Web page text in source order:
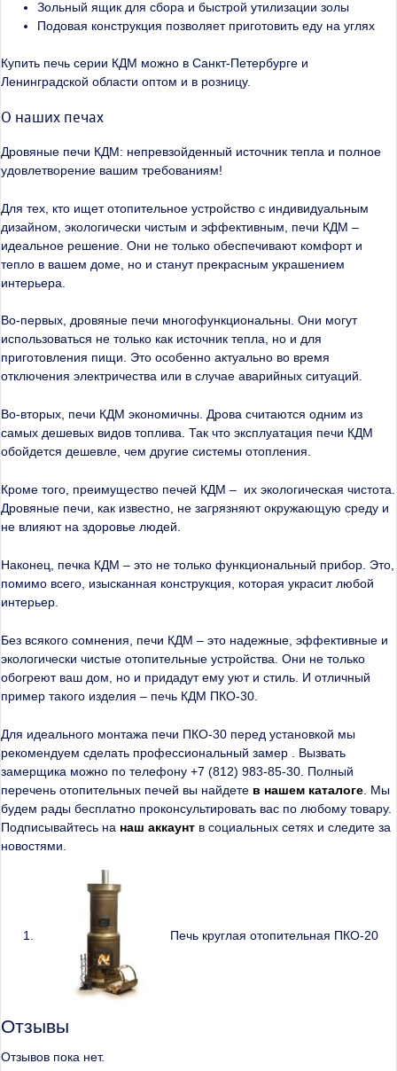
Зольный ящик для сбора и быстрой утилизации золы
Подовая конструкция позволяет приготовить еду на углях
Купить печь серии КДМ можно в Санкт-Петербурге и
Ленинградской области оптом и в розницу.
О наших печах
Дровяные печи КДМ: непревзойденный источник тепла и полное
удовлетворение вашим требованиям!
Для тех, кто ищет отопительное устройство с индивидуальным
дизайном, экологически чистым и эффективным, печи КДМ –
идеальное решение. Они не только обеспечивают комфорт и
тепло в вашем доме, но и станут прекрасным украшением
интерьера.
Во-первых, дровяные печи многофункциональны. Они могут
использоваться не только как источник тепла, но и для
приготовления пищи. Это особенно актуально во время
отключения электричества или в случае аварийных ситуаций.
Во-вторых, печи КДМ экономичны. Дрова считаются одним из
самых дешевых видов топлива. Так что эксплуатация печи КДМ
обойдется дешевле, чем другие системы отопления.
Кроме того, преимущество печей КДМ – их экологическая чистота.
Дровяные печи, как известно, не загрязняют окружающую среду и
не влияют на здоровье людей.
Наконец, печка КДМ – это не только функциональный прибор. Это,
помимо всего, изысканная конструкция, которая украсит любой
интерьер.
Без всякого сомнения, печи КДМ – это надежные, эффективные и
экологически чистые отопительные устройства. Они не только
обогреют ваш дом, но и придадут ему уют и стиль. И отличный
пример такого изделия – печь КДМ ПКО-30.
Для идеального монтажа печи ПКО-30 перед установкой мы
рекомендуем сделать профессиональный замер . Вызвать
замерщика можно по телефону +7 (812) 983-85-30. Полный
перечень отопительных печей вы найдете в нашем каталоге . Мы
будем рады бесплатно проконсультировать вас по любому товару.
Подписывайтесь на наш аккаунт в социальных сетях и следите за
новостями.
Печь круглая отопительная ПКО-20
Отзывы
Отзывов пока нет.